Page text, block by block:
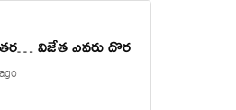
విజేత ఎవరు దొర